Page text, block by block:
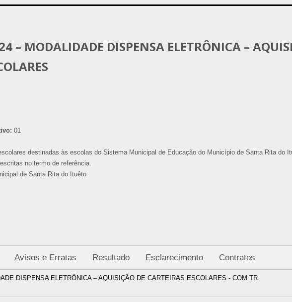
– MODALIDADE DISPENSA ELETRÔNICA –
01
destinadas às escolas do Sistema Municipal de Educação do Município de Santa Rita do
no termo de referência.
de Santa Rita do Ituêto
Avisos e Erratas Resultado Esclarecimento Contratos
DISPENSA ELETRÔNICA – AQUISIÇÃO DE CARTEIRAS ESCOLARES - COM TR